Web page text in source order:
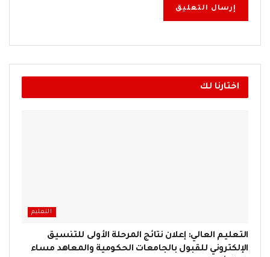
اختارنا لك
التعليم
التعليم العالي: إعلان نتائج المرحلة الأولى للتنسيق
الإلكتروني للقبول بالجامعات الحكومية والمعاهد مساء